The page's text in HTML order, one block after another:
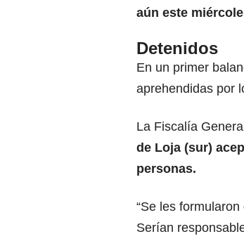
aún este
Detenidos
En un primer
aprehendidas por
La Fiscalía
de Loja (sur)
personas.
“Se les
Serían